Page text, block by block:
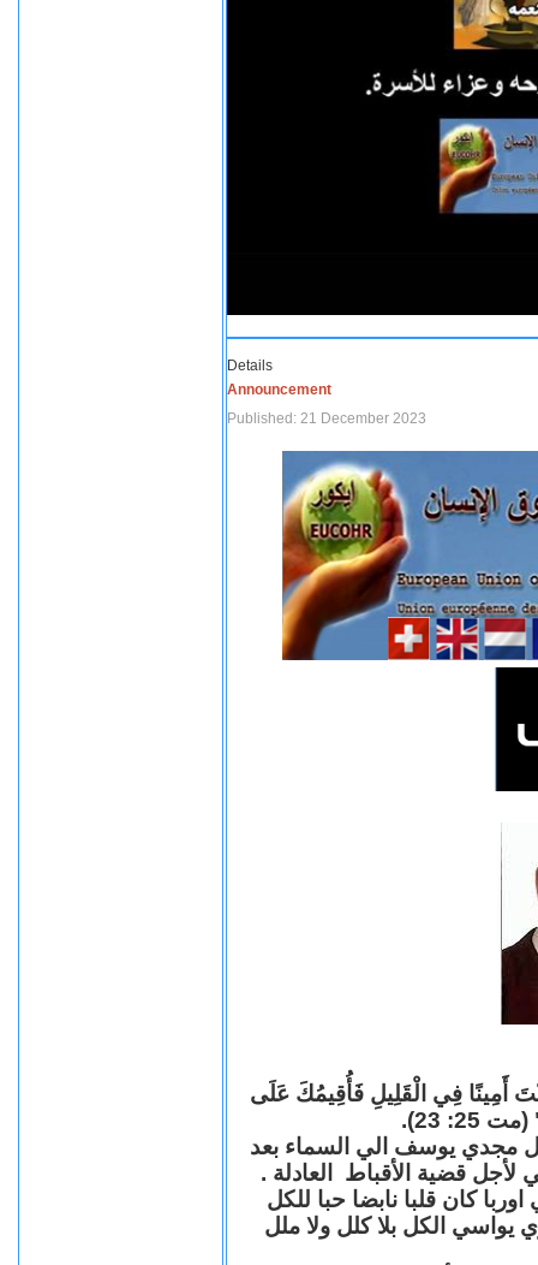
Details
Announcement
Published: 21 December 2023
أَمِينًا فِي الْقَلِيلِ فَأُقِيمُكَ عَلَى
23).
مجدي يوسف الي السماء بعد
قضية الأقباط العادلة .
كان قلبا نابضا حبا للكل
يواسي الكل بلا كلل ولا ملل